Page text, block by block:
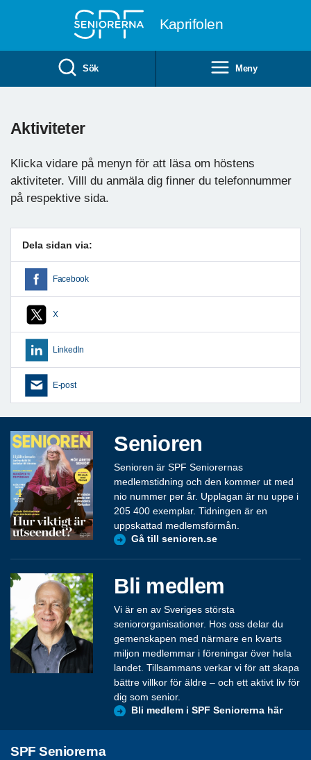
Kaprifolen
Sök Meny
Aktiviteter
Klicka vidare på menyn för att läsa om höstens
aktiviteter. Villl du anmäla dig finner du telefonnummer
på respektive sida.
Dela sidan via:
Facebook
X
LinkedIn
E-post
Senioren
Senioren är SPF Seniorernas
medlemstidning och den kommer ut med
nio nummer per år. Upplagan är nu uppe i
205 400 exemplar. Tidningen är en
uppskattad medlemsförmån.
Gå till senioren.se
Bli medlem
Vi är en av Sveriges största
seniororganisationer. Hos oss delar du
gemenskapen med närmare en kvarts
miljon medlemmar i föreningar över hela
landet. Tillsammans verkar vi för att skapa
bättre villkor för äldre – och ett aktivt liv för
dig som senior.
Bli medlem i SPF Seniorerna här
SPF Seniorerna